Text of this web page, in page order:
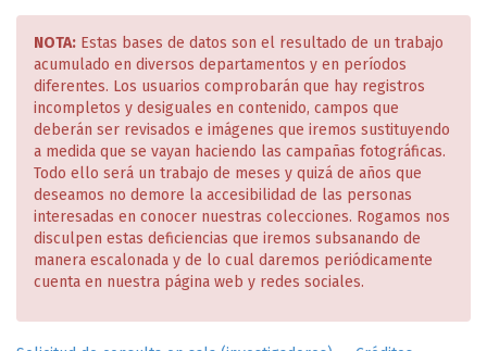
NOTA: Estas bases de datos son el resultado de un trabajo
acumulado en diversos departamentos y en períodos
diferentes. Los usuarios comprobarán que hay registros
incompletos y desiguales en contenido, campos que
deberán ser revisados e imágenes que iremos sustituyendo
a medida que se vayan haciendo las campañas fotográficas.
Todo ello será un trabajo de meses y quizá de años que
deseamos no demore la accesibilidad de las personas
interesadas en conocer nuestras colecciones. Rogamos nos
disculpen estas deficiencias que iremos subsanando de
manera escalonada y de lo cual daremos periódicamente
cuenta en nuestra página web y redes sociales.